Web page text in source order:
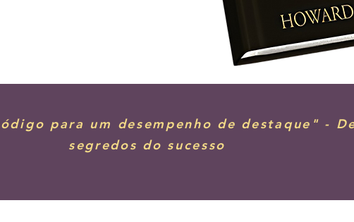
para um desempenho de destaque" -
segredos do sucesso